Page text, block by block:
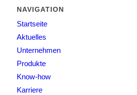
NAVIGATION
Startseite
Aktuelles
Unternehmen
Produkte
Know-how
Karriere